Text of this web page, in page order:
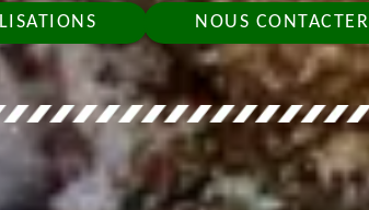
NOUS CONTACTER